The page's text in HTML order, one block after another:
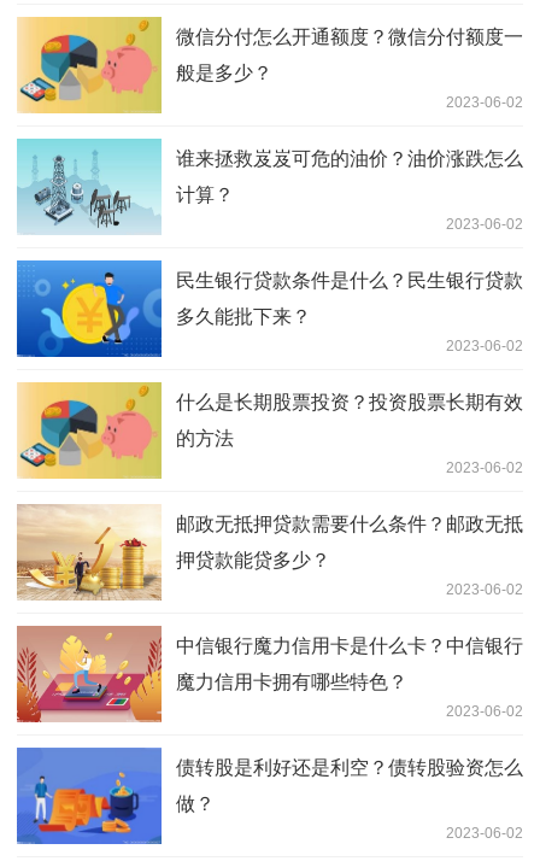
微信分付怎么开通额度？微信分付额度一
般是多少？
2023-06-02
谁来拯救岌岌可危的油价？油价涨跌怎么
计算？
2023-06-02
民生银行贷款条件是什么？民生银行贷款
多久能批下来？
2023-06-02
什么是长期股票投资？投资股票长期有效
的方法
2023-06-02
邮政无抵押贷款需要什么条件？邮政无抵
押贷款能贷多少？
2023-06-02
中信银行魔力信用卡是什么卡？中信银行
魔力信用卡拥有哪些特色？
2023-06-02
债转股是利好还是利空？债转股验资怎么
做？
2023-06-02